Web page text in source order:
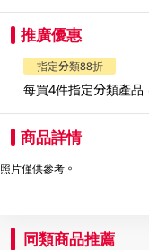
推廣優惠
指定分類88折
每買4件指定分類產品
商品詳情
照片僅供參考。
同類商品推薦